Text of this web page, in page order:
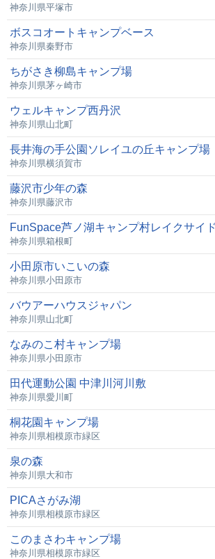
神奈川県平塚市
ボスコオートキャンプベース
神奈川県秦野市
ちがさき柳島キャンプ場
神奈川県茅ヶ崎市
ウェルキャンプ西丹沢
神奈川県山北町
長井海の手公園ソレイユの丘キャンプ場
神奈川県横須賀市
藤沢市少年の森
神奈川県藤沢市
FunSpace芦ノ湖キャンプ村レイクサイ
神奈川県箱根町
小田原市いこいの森
神奈川県小田原市
バウアーハウスジャパン
神奈川県山北町
なみのこ村キャンプ場
神奈川県小田原市
田代運動公園 中津川河川敷
神奈川県愛川町
桐花園キャンプ場
神奈川県相模原市緑区
泉の森
神奈川県大和市
PICAさがみ湖
神奈川県相模原市緑区
このまさわキャンプ場
神奈川県相模原市緑区